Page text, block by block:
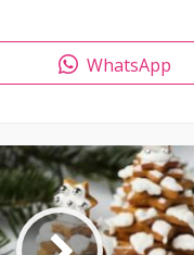
WhatsApp